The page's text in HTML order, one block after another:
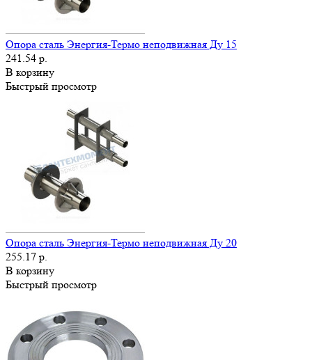
Опора сталь Энергия-Термо неподвижная Ду 15
241.54 р.
В корзину
Быстрый просмотр
Опора сталь Энергия-Термо неподвижная Ду 20
255.17 р.
В корзину
Быстрый просмотр